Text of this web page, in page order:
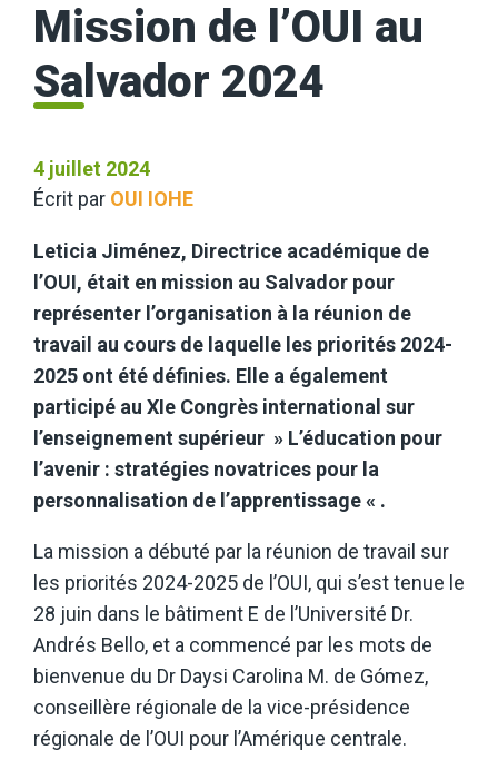
Mission de l’OUI au
Salvador 2024
4 juillet 2024
Écrit par OUI IOHE
Leticia Jiménez, Directrice académique de
l’OUI, était en mission au Salvador pour
représenter l’organisation à la réunion de
travail au cours de laquelle les priorités 2024-
2025 ont été définies. Elle a également
participé au XIe Congrès international sur
l’enseignement supérieur » L’éducation pour
l’avenir : stratégies novatrices pour la
personnalisation de l’apprentissage « .
La mission a débuté par la réunion de travail sur
les priorités 2024-2025 de l’OUI, qui s’est tenue le
28 juin dans le bâtiment E de l’Université Dr.
Andrés Bello, et a commencé par les mots de
bienvenue du Dr Daysi Carolina M. de Gómez,
conseillère régionale de la vice-présidence
régionale de l’OUI pour l’Amérique centrale.